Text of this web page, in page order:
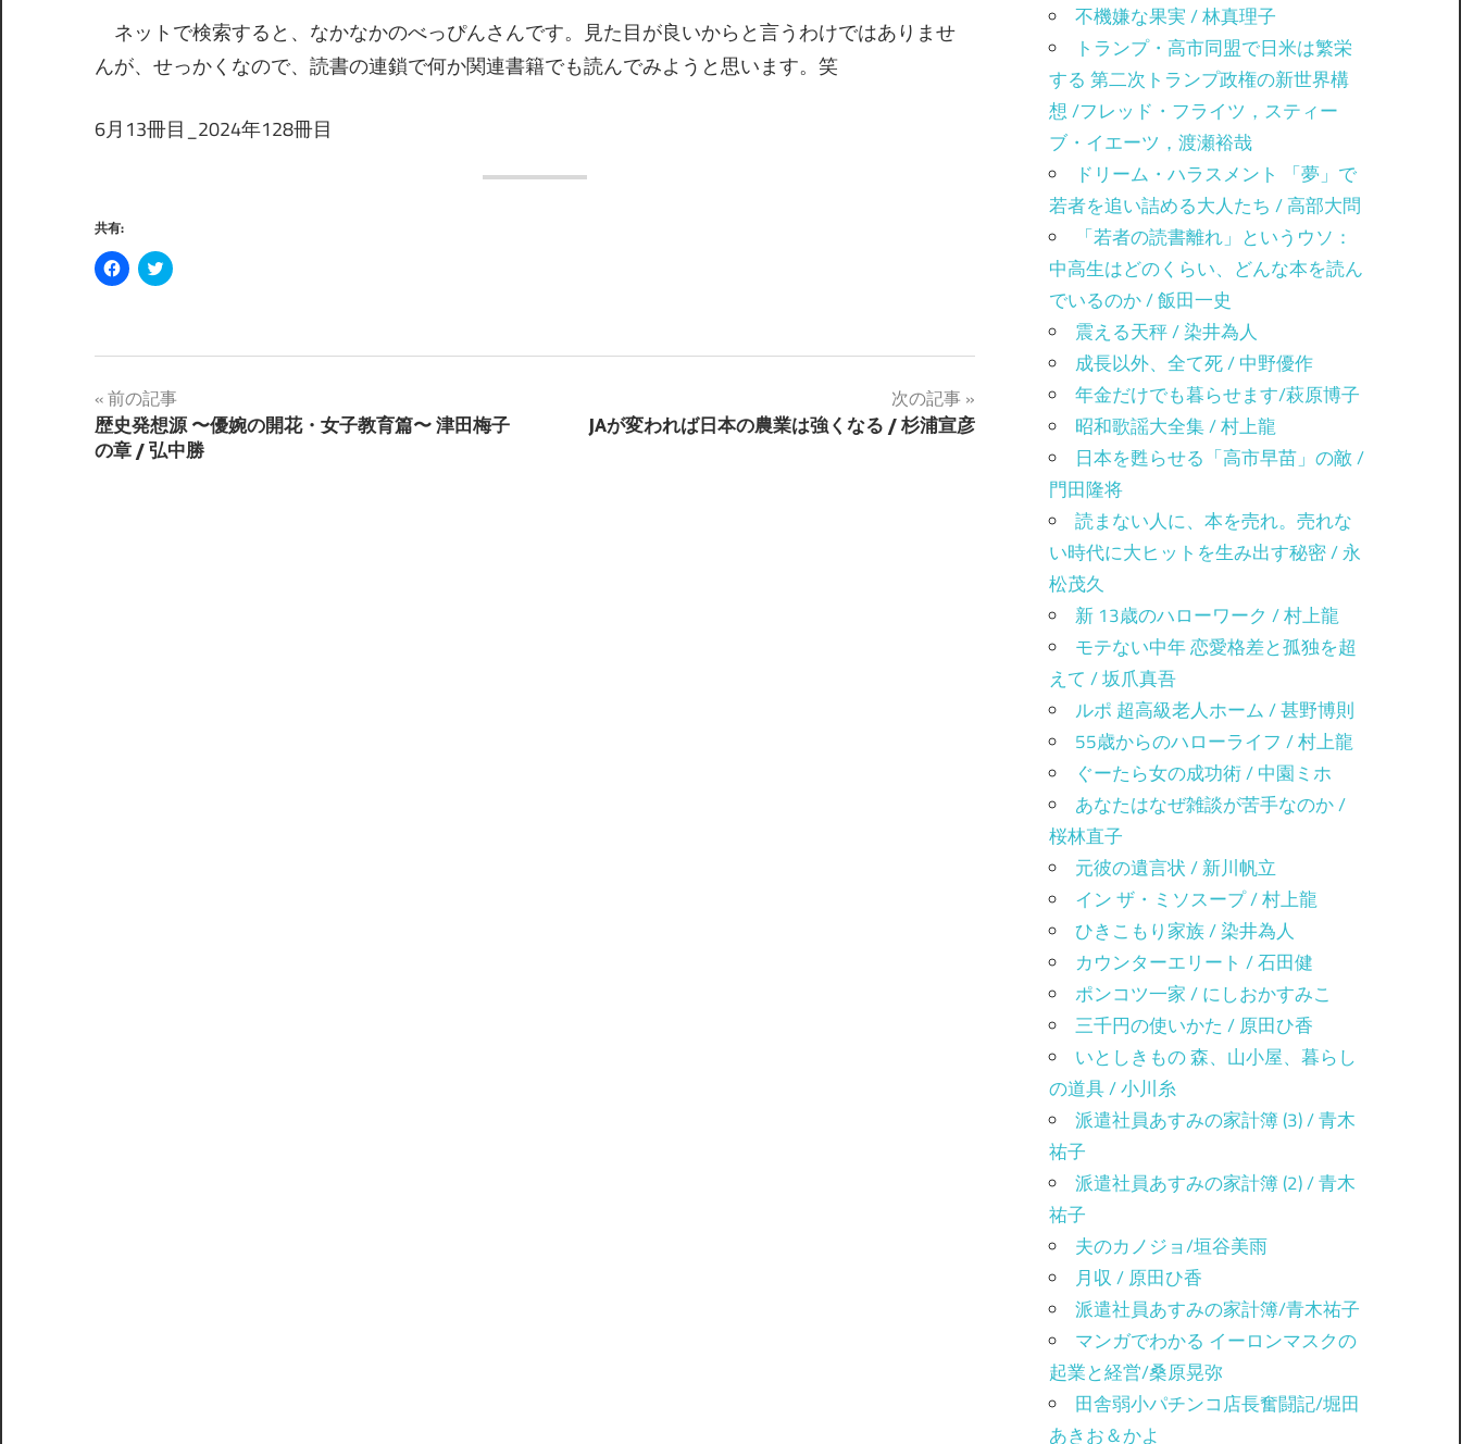
ネットで検索すると、なかなかのべっぴんさんです。見た目が良いからと言うわけではありませ
んが、せっかくなので、読書の連鎖で何か関連書籍でも読んでみようと思います。笑
6月13冊目_2024年128冊目
共有:
Facebook
で
リ
ッ
ク
し
て
く
ク
リ
有
(新
し
い
ウ
ィ
投
稿
前の記事
歴史発想源 〜優婉の開花・女子教育篇〜 津田梅子
の章 / 弘中勝
次の記事
JAが変われば日本の農業は強くなる / 杉浦宣彦
不機嫌な果実 / 林真理子
トランプ・高市同盟で日米は繁栄
する 第二次トランプ政権の新世界構
想 /フレッド・フライツ，スティー
ブ・イエーツ，渡瀬裕哉
ドリーム・ハラスメント 「夢」で
若者を追い詰める大人たち / 高部大問
「若者の読書離れ」というウソ：
中高生はどのくらい、どんな本を読ん
でいるのか / 飯田一史
震える天秤 / 染井為人
成長以外、全て死 / 中野優作
年金だけでも暮らせます/萩原博子
昭和歌謡大全集 / 村上龍
日本を甦らせる「高市早苗」の敵 /
門田隆将
読まない人に、本を売れ。売れな
い時代に大ヒットを生み出す秘密 / 永
松茂久
新 13歳のハローワーク / 村上龍
モテない中年 恋愛格差と孤独を超
えて / 坂爪真吾
ルポ 超高級老人ホーム / 甚野博則
55歳からのハローライフ / 村上龍
ぐーたら女の成功術 / 中園ミホ
あなたはなぜ雑談が苦手なのか /
桜林直子
元彼の遺言状 / 新川帆立
イン ザ・ミソスープ / 村上龍
ひきこもり家族 / 染井為人
カウンターエリート / 石田健
ポンコツ一家 / にしおかすみこ
三千円の使いかた / 原田ひ香
いとしきもの 森、山小屋、暮らし
の道具 / 小川糸
派遣社員あすみの家計簿 (3) / 青木
祐子
派遣社員あすみの家計簿 (2) / 青木
祐子
夫のカノジョ/垣谷美雨
月収 / 原田ひ香
派遣社員あすみの家計簿/青木祐子
マンガでわかる イーロンマスクの
起業と経営/桑原晃弥
田舎弱小パチンコ店長奮闘記/堀田
あきお＆かよ